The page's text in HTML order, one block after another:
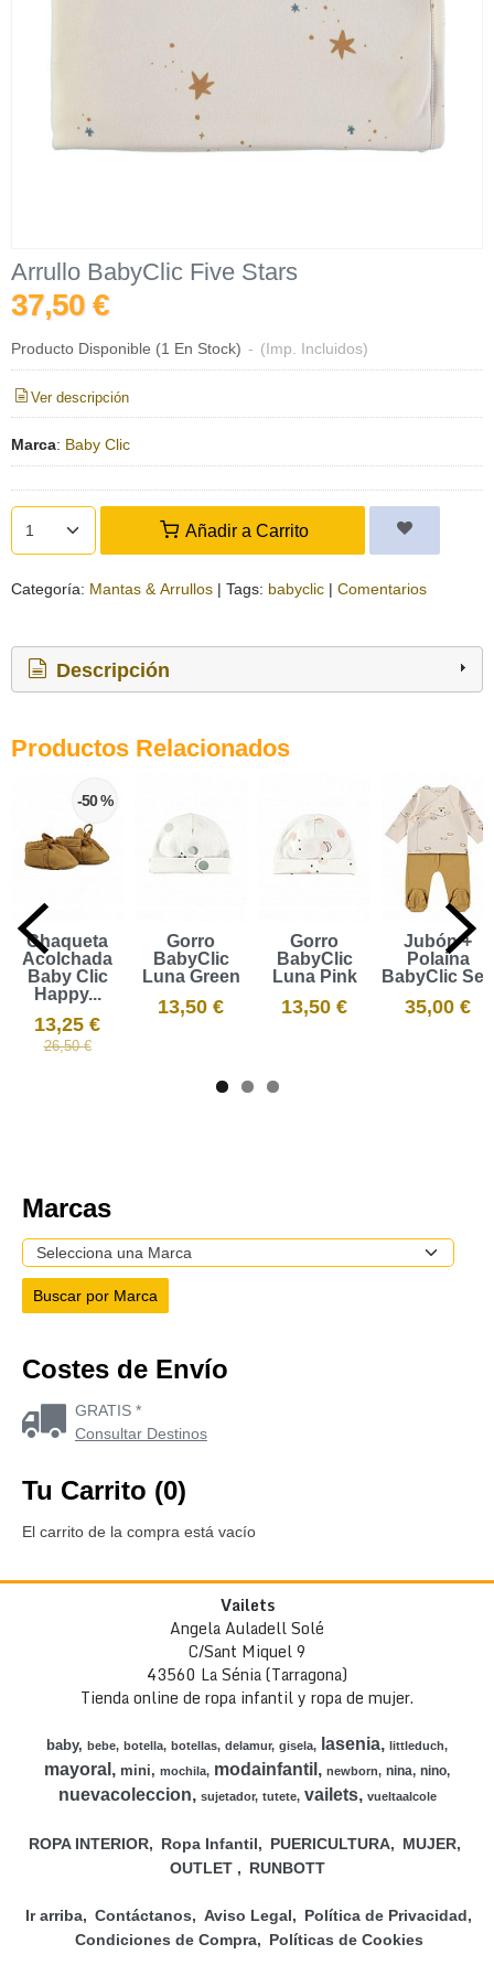
Arrullo BabyClic Five Stars
37,50 €
Producto Disponible (1 En Stock) - (Imp. Incluidos)
Ver descripción
Marca: Baby Clic
Añadir a Carrito
Categoría: Mantas & Arrullos | Tags: babyclic | Comentarios
Descripción
Productos Relacionados
-50 %
Chaqueta
Acolchada
Baby Clic
Happy...
13,25 €
26,50 €
Gorro
BabyClic
Luna Green
13,50 €
Gorro
BabyClic
Luna Pink
13,50 €
Jubón +
Polaina
BabyClic Sea
35,00 €
Marcas
Costes de Envío
GRATIS *
Consultar Destinos
Tu Carrito (0)
El carrito de la compra está vacío
Vailets
Angela Auladell Solé
C/Sant Miquel 9
43560 La Sénia (Tarragona)
Tienda online de ropa infantil y ropa de mujer.
baby bebe botella botellas delamur gisela lasenia littleduch
mayoral mini mochila modainfantil newborn nina nino
nuevacoleccion sujetador tutete vailets vueltaalcole
ROPA INTERIOR Ropa Infantil PUERICULTURA
MUJER
OUTLET
RUNBOTT
Ir arriba Contáctanos Aviso Legal
Política de Privacidad
Condiciones de Compra
Políticas de Cookies